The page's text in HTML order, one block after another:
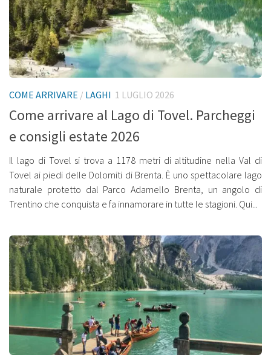
COME ARRIVARE / LAGHI 1 LUGLIO 2026
Come arrivare al Lago di Tovel. Parcheggi
e consigli estate 2026
Il lago di Tovel si trova a 1178 metri di altitudine nella Val di
Tovel ai piedi delle Dolomiti di Brenta. È uno spettacolare lago
naturale protetto dal Parco Adamello Brenta, un angolo di
Trentino che conquista e fa innamorare in tutte le stagioni. Qui...